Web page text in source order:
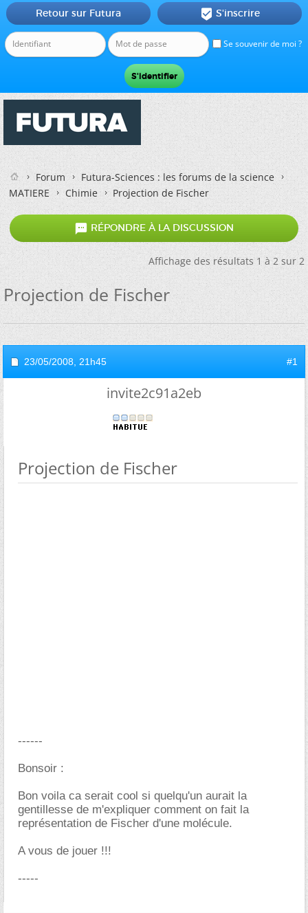
Se souvenir de moi ?
Retour sur Futura  S'inscrire
Forum
Futura-Sciences : les forums de la science
MATIERE
Chimie Projection de Fischer
 RÉPONDRE À LA DISCUSSION
Affichage des résultats 1 à 2 sur 2
Projection de Fischer
23/05/2008, 21h45 #1
invite2c91a2eb
Projection de Fischer
------
Bonsoir :
Bon voila ca serait cool si quelqu'un aurait la
gentillesse de m'expliquer comment on fait la
représentation de Fischer d'une molécule.
A vous de jouer !!!
-----